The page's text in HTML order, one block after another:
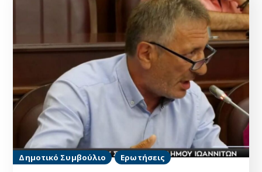
Δημοτικό Συμβούλιο Ερωτήσεις